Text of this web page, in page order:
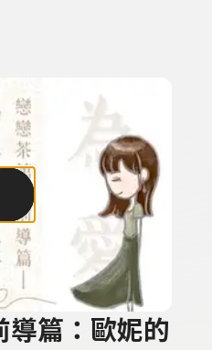
、主持人或關鍵字
導篇：歐妮的